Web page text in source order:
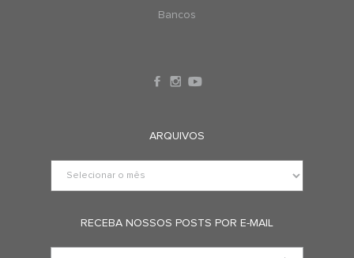
Bancos
ARQUIVOS
RECEBA NOSSOS POSTS POR E-MAIL